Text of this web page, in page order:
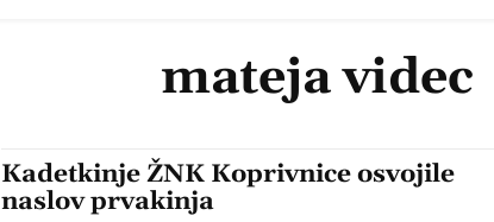
mateja videc
Kadetkinje ŽNK Koprivnice osvojile
naslov prvakinja